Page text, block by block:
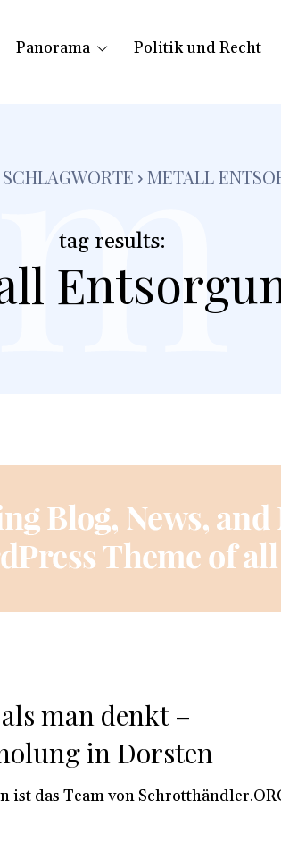
Panorama Politik und Recht
SCHLAGWORTE METALL
tag results:
man denkt –
in Dorsten
ist das Team von